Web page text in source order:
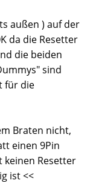
außen ) auf der
da die Resetter
die beiden
sind
für die
Braten nicht,
einen 9Pin
keinen Resetter
ist <<